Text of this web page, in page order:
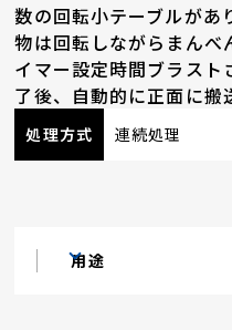
数の回転小テーブルがあ
物は回転しながらまんべ
イマー設定時間ブラスト
了後、自動的に正面に搬
処理方式 連続処理
用途